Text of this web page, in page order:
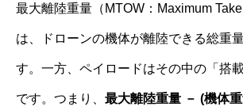
最大離陸重量（MTOW：Maximum Take
は、ドローンの機体が離陸できる総重
す。一方、ペイロードはその中の「搭
です。つまり、 最大離陸重量 － (機体